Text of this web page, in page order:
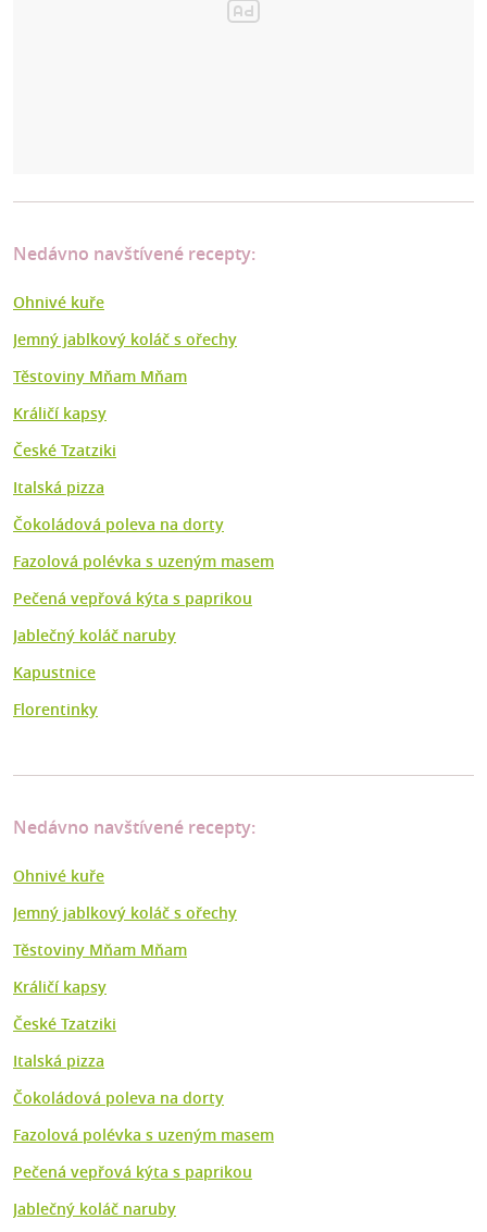
Nedávno navštívené recepty:
Ohnivé kuře
Jemný jablkový koláč s ořechy
Těstoviny Mňam Mňam
Králičí kapsy
České Tzatziki
Italská pizza
Čokoládová poleva na dorty
Fazolová polévka s uzeným masem
Pečená vepřová kýta s paprikou
Jablečný koláč naruby
Kapustnice
Florentinky
Nedávno navštívené recepty:
Ohnivé kuře
Jemný jablkový koláč s ořechy
Těstoviny Mňam Mňam
Králičí kapsy
České Tzatziki
Italská pizza
Čokoládová poleva na dorty
Fazolová polévka s uzeným masem
Pečená vepřová kýta s paprikou
Jablečný koláč naruby